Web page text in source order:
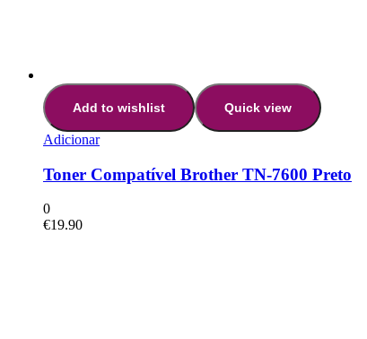
Add to wishlist Quick view
Adicionar
Toner Compatível Brother TN-7600 Preto
0
€19.90